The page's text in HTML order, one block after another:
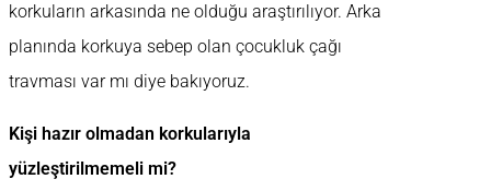
korkuların arkasında ne olduğu araştırılıyor. Arka
planında korkuya sebep olan çocukluk çağı
travması var mı diye bakıyoruz.
Kişi hazır olmadan korkularıyla
yüzleştirilmemeli mi?